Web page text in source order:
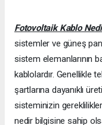
Fotovoltaik Kablo
sistemler ve güneş
sistem elemanlarının
kablolardır. Genellikle
şartlarına dayanıklı
sisteminizin
nedir bilgisine sahip